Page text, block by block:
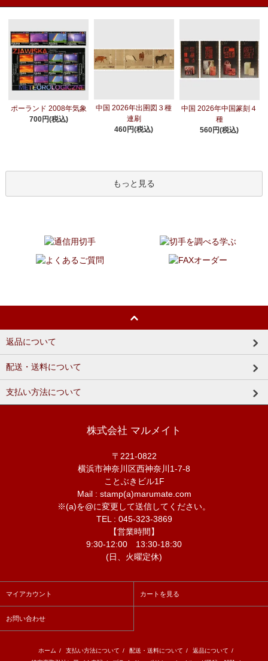
ポーランド 2008年気象
700円(税込)
中国 2026年出圉図３種
連刷
460円(税込)
中国 2026年中国篆刻４
種
560円(税込)
もっと見る
返品について
配送・送料について
支払い方法について
株式会社 マルメイト
〒221-0822
横浜市神奈川区西神奈川1-7-8
ことぶきビル1F
Mail : stamp(a)marumate.com
※(a)を@に変更して送信してください。
TEL : 045-323-3869
【営業時間】
9:30-12:00 13:30-18:30
(日、火曜定休)
マイアカウント カートを見る
お問い合わせ
ホーム / 支払い方法について / 配送・送料について / 返品について /